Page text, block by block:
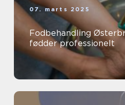
07. marts 2025
Fodbehandling
fødder professionelt